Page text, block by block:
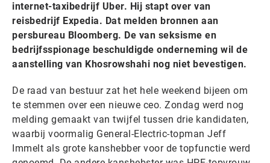
internet-taxibedrijf Uber. Hij stapt over van
reisbedrijf Expedia. Dat melden bronnen aan
persbureau Bloomberg. De van seksisme en
bedrijfsspionage beschuldigde onderneming wil de
aanstelling van Khosrowshahi nog niet bevestigen.
De raad van bestuur zat het hele weekend bijeen om
te stemmen over een nieuwe ceo. Zondag werd nog
melding gemaakt van twijfel tussen drie kandidaten,
waarbij voormalig General-Electric-topman Jeff
Immelt als grote kanshebber voor de topfunctie werd